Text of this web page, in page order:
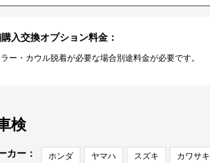
購入交換オプション料金：
ー・カウル脱着が必要な場合別途料金が必要です。
検
カー： ホンダ ヤマハ スズキ カワサキ